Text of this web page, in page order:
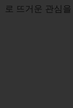
로 뜨거운 관심